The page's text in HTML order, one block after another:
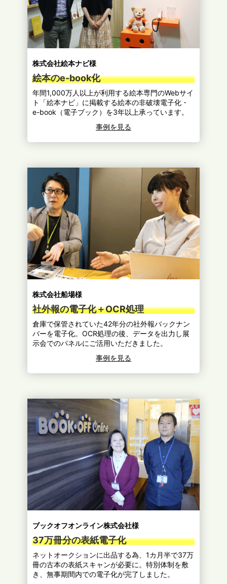
株式会社絵本ナビ様
絵本のe-book化
年間1,000万人以上が利用する絵本専門のWebサイ
ト「絵本ナビ」に掲載する絵本の非破壊電子化・
e-book（電子ブック）を3年以上承っています。
事例を見る
株式会社船場様
社外報の電子化＋OCR処理
倉庫で保管されていた42年分の社外報バックナン
バーを電子化。OCR処理の後、データを出力し展
示会でのパネルにご活用いただきました。
事例を見る
ブックオフオンライン株式会社様
37万冊分の表紙電子化
ネットオークションに出品する為、1カ月半で37万
冊の古本の表紙スキャンが必要に。特別体制を敷
き、無事期間内での電子化が完了しました。